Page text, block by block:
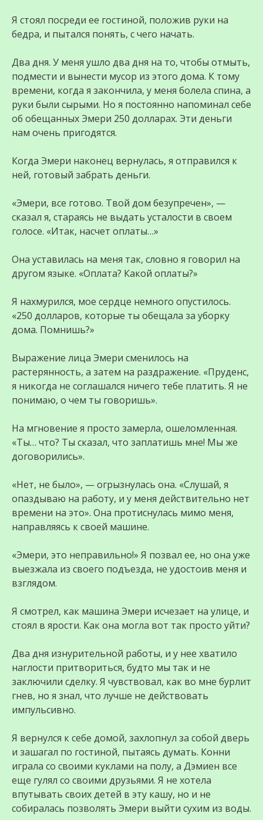
Я стоял посреди ее гостиной, положив руки на
бедра, и пытался понять, с чего начать.
Два дня. У меня ушло два дня на то, чтобы отмыть,
подмести и вынести мусор из этого дома. К тому
времени, когда я закончила, у меня болела спина, а
руки были сырыми. Но я постоянно напоминал себе
об обещанных Эмери 250 долларах. Эти деньги
нам очень пригодятся.
Когда Эмери наконец вернулась, я отправился к
ней, готовый забрать деньги.
«Эмери, все готово. Твой дом безупречен», —
сказал я, стараясь не выдать усталости в своем
голосе. «Итак, насчет оплаты…»
Она уставилась на меня так, словно я говорил на
другом языке. «Оплата? Какой оплаты?»
Я нахмурился, мое сердце немного опустилось.
«250 долларов, которые ты обещала за уборку
дома. Помнишь?»
Выражение лица Эмери сменилось на
растерянность, а затем на раздражение. «Пруденс,
я никогда не соглашался ничего тебе платить. Я не
понимаю, о чем ты говоришь».
На мгновение я просто замерла, ошеломленная.
«Ты… что? Ты сказал, что заплатишь мне! Мы же
договорились».
«Нет, не было», — огрызнулась она. «Слушай, я
опаздываю на работу, и у меня действительно нет
времени на это». Она протиснулась мимо меня,
направляясь к своей машине.
«Эмери, это неправильно!» Я позвал ее, но она уже
выезжала из своего подъезда, не удостоив меня и
взглядом.
Я смотрел, как машина Эмери исчезает на улице, и
стоял в ярости. Как она могла вот так просто уйти?
Два дня изнурительной работы, и у нее хватило
наглости притвориться, будто мы так и не
заключили сделку. Я чувствовал, как во мне бурлит
гнев, но я знал, что лучше не действовать
импульсивно.
Я вернулся к себе домой, захлопнул за собой дверь
и зашагал по гостиной, пытаясь думать. Конни
играла со своими куклами на полу, а Дэмиен все
еще гулял со своими друзьями. Я не хотела
впутывать своих детей в эту кашу, но и не
собиралась позволять Эмери выйти сухим из воды.